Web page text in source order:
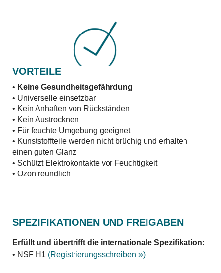
VORTEILE
• Keine Gesundheitsgefährdung
• Universelle einsetzbar
• Kein Anhaften von Rückständen
• Kein Austrocknen
• Für feuchte Umgebung geeignet
• Kunststoffteile werden nicht brüchig und erhalten
einen guten Glanz
• Schützt Elektrokontakte vor Feuchtigkeit
• Ozonfreundlich
SPEZIFIKATIONEN UND FREIGABEN
Erfüllt und übertrifft die internationale Spezifikation:
• NSF H1 (Registrierungsschreiben »)